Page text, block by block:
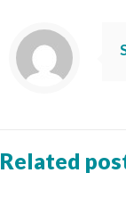
Related